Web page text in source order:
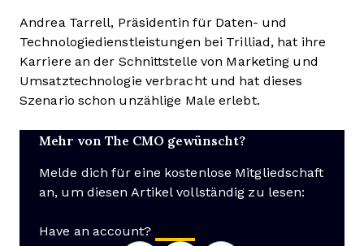
Andrea Tarrell, Präsidentin für Daten- und
Technologiedienstleistungen bei Trilliad, hat ihre
Karriere an der Schnittstelle von Marketing und
Umsatztechnologie verbracht und hat dieses
Szenario schon unzählige Male erlebt.
Mehr von The CMO gewünscht?
Melde dich für eine kostenlose Mitgliedschaft
an, um diesen Artikel vollständig zu lesen:
Have an account? Log In